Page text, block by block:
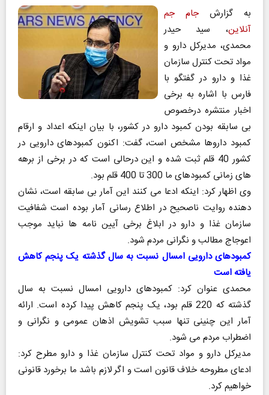
به گزارشجام جم
آنلاین، سید حیدر
محمدی، مدیرکل دارو و
مواد تحت کنترل سازمان
غذا و دارو در گفتگو با
فارس با اشاره به برخی
اخبار منتشره درخصوص
بی سابقه بودن کمبود دارو در کشور، با بیان اینکه اعداد و ارقام
کمبود داروها مشخص است، گفت: اکنون کمبودهای دارویی در
کشور 40 قلم ثبت شده و این درحالی است که در برخی از برهه
های زمانی کمبودهای ما 300 تا 400 قلم بود.
وی اظهار کرد: اینکه ادعا می کنند این آمار بی سابقه است، نشان
دهنده روایت ناصحیح در اطلاع رسانی آمار بوده است شفافیت
سازمان غذا و دارو در ابلاغ برخی آیین نامه ها نباید موجب
اعوجاج مطالب و نگرانی مردم شود.
کمبودهای دارویی امسال نسبت به سال گذشته یک پنجم کاهش
یافته است
محمدی عنوان کرد: کمبودهای دارویی امسال نسبت به سال
گذشته که 220 قلم بود، یک پنجم کاهش پیدا کرده است. ارائه
آمار این چنینی تنها سبب تشویش اذهان عمومی و نگرانی و
اضطراب مردم می شود.
مدیرکل دارو و مواد تحت کنترل سازمان غذا و دارو مطرح کرد:
ادعای مطروحه خلاف قانون است و اگر لازم باشد ما برخورد قانونی
خواهیم کرد.